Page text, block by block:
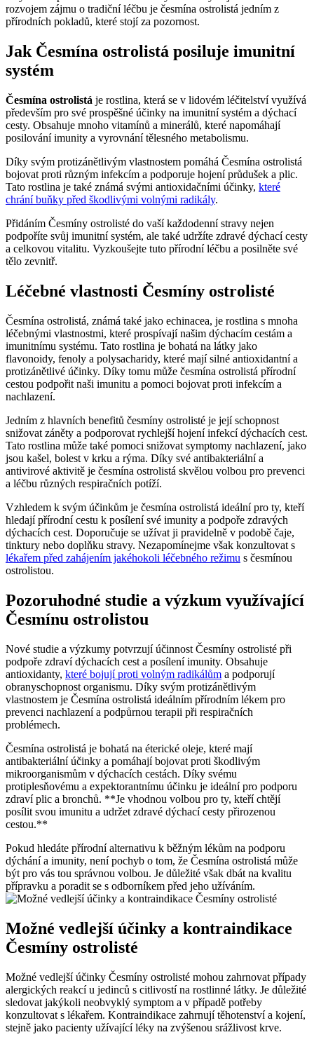
rozvojem zájmu o tradiční léčbu je česmína ostrolistá jedním z
přírodních pokladů, které stojí za pozornost.
Jak Česmína ostrolistá posiluje imunitní
systém
Česmína ostrolistá je rostlina, která se v lidovém léčitelství využívá
především pro své prospěšné účinky na imunitní systém a dýchací
cesty. Obsahuje mnoho vitamínů a minerálů, které napomáhají
posilování imunity a vyrovnání tělesného metabolismu.
Díky svým protizánětlivým vlastnostem pomáhá Česmína ostrolistá
bojovat proti různým infekcím a podporuje hojení průdušek a plic.
Tato rostlina je také známá svými antioxidačními účinky, které
chrání buňky před škodlivými volnými radikály.
Přidáním Česmíny ostrolisté do vaší každodenní stravy nejen
podpoříte svůj imunitní systém, ale také udržíte zdravé dýchací cesty
a celkovou vitalitu. Vyzkoušejte tuto přírodní léčbu a posilněte své
tělo zevnitř.
Léčebné vlastnosti Česmíny ostrolisté
Česmína ostrolistá, známá také jako echinacea, je rostlina s mnoha
léčebnými vlastnostmi, které prospívají našim dýchacím cestám a
imunitnímu systému. Tato rostlina je bohatá na látky jako
flavonoidy, fenoly a polysacharidy, které mají silné antioxidantní a
protizánětlivé účinky. Díky tomu může česmína ostrolistá přírodní
cestou podpořit naši imunitu a pomoci bojovat proti infekcím a
nachlazení.
Jedním z hlavních benefitů česmíny ostrolisté je její schopnost
snižovat záněty a podporovat rychlejší hojení infekcí dýchacích cest.
Tato rostlina může také pomoci snižovat symptomy nachlazení, jako
jsou kašel, bolest v krku a rýma. Díky své antibakteriální a
antivirové aktivitě je česmína ostrolistá skvělou volbou pro prevenci
a léčbu různých respiračních potíží.
Vzhledem k svým účinkům je česmína ostrolistá ideální pro ty, kteří
hledají přírodní cestu k posílení své imunity a podpoře zdravých
dýchacích cest. Doporučuje se užívat ji pravidelně v podobě čaje,
tinktury nebo doplňku stravy. Nezapomínejme však konzultovat s
lékařem před zahájením jakéhokoli léčebného režimu s česmínou
ostrolistou.
Pozoruhodné studie a výzkum využívající
Česmínu ostrolistou
Nové studie a výzkumy potvrzují účinnost Česmíny ostrolisté při
podpoře zdraví dýchacích cest a posílení imunity. Obsahuje
antioxidanty, které bojují proti volným radikálům a podporují
obranyschopnost organismu. Díky svým protizánětlivým
vlastnostem je Česmína ostrolistá ideálním přírodním lékem pro
prevenci nachlazení a podpůrnou terapii při respiračních
problémech.
Česmína ostrolistá je bohatá na éterické oleje, které mají
antibakteriální účinky a pomáhají bojovat proti škodlivým
mikroorganismům v dýchacích cestách. Díky svému
protiplesňovému a expektorantnímu účinku je ideální pro podporu
zdraví plic a bronchů. **Je vhodnou volbou pro ty, kteří chtějí
posílit svou imunitu a udržet zdravé dýchací cesty přirozenou
cestou.**
Pokud hledáte přírodní alternativu k běžným lékům na podporu
dýchání a imunity, není pochyb o tom, že Česmína ostrolistá může
být pro vás tou správnou volbou. Je důležité však dbát na kvalitu
přípravku a poradit se s odborníkem před jeho užíváním.
Možné vedlejší účinky a kontraindikace
Česmíny ostrolisté
Možné vedlejší účinky Česmíny ostrolisté mohou zahrnovat případy
alergických reakcí u jedinců s citlivostí na rostlinné látky. Je důležité
sledovat jakýkoli neobvyklý symptom a v případě potřeby
konzultovat s lékařem. Kontraindikace zahrnují těhotenství a kojení,
stejně jako pacienty užívající léky na zvýšenou srážlivost krve.